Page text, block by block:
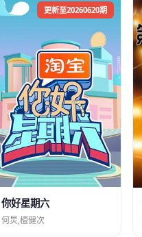
更新至20260620期
你好星期六
何炅,檀健次